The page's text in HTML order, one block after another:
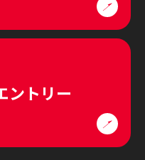
ントリー